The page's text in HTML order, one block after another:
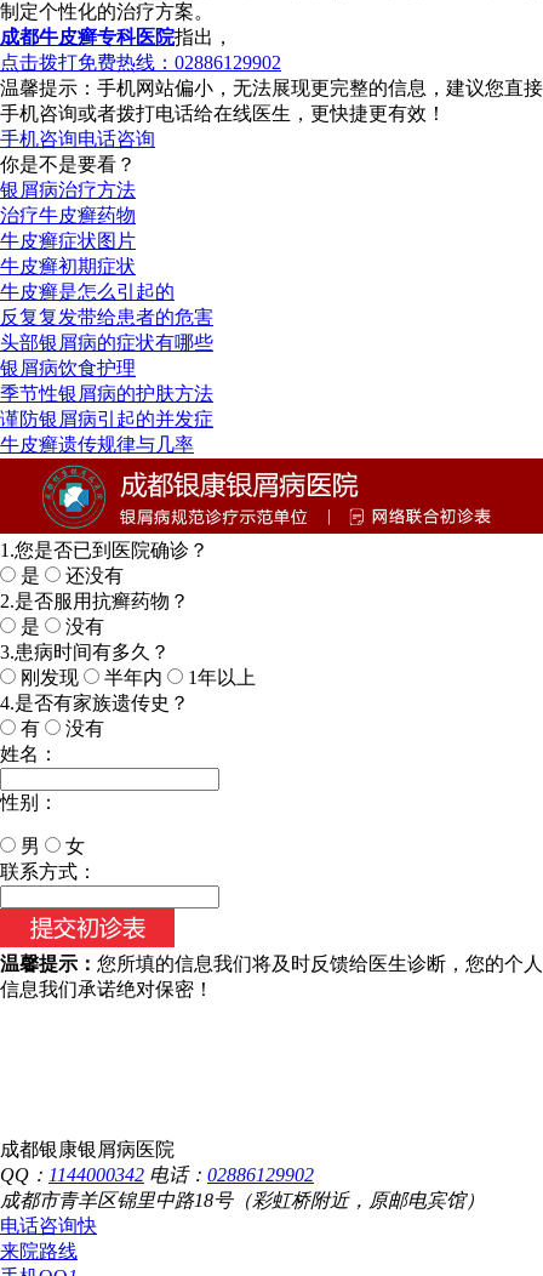
制定个性化的治疗方案。
成都牛皮癣专科医院指出，
点击拨打免费热线：02886129902
温馨提示：手机网站偏小，无法展现更完整的信息，建议您直接
手机咨询或者拨打电话给在线医生，更快捷更有效！
手机咨询电话咨询
你是不是要看？
银屑病治疗方法
治疗牛皮癣药物
牛皮癣症状图片
牛皮癣初期症状
牛皮癣是怎么引起的
反复复发带给患者的危害
头部银屑病的症状有哪些
银屑病饮食护理
季节性银屑病的护肤方法
谨防银屑病引起的并发症
牛皮癣遗传规律与几率
1.您是否已到医院确诊？
是
还没有
2.是否服用抗癣药物？
是
没有
3.患病时间有多久？
刚发现
半年内
1年以上
4.是否有家族遗传史？
有
没有
姓名：
性别：
男
女
今天日期：
联系方式：
温馨提示： 您所填的信息我们将及时反馈给医生诊断，您的个人
信息我们承诺绝对保密！
成都银康银屑病医院
QQ： 1144000342 电话： 02886129902
成都市青羊区锦里中路18号（彩虹桥附近，原邮电宾馆）
电话咨询快
来院路线